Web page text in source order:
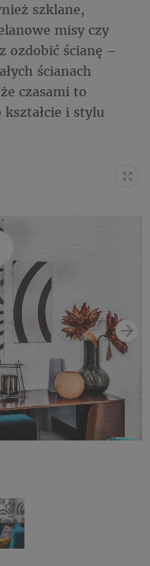
szklane,
misy czy
ozdobić ścianę –
ścianach
czasami to
kształcie i stylu